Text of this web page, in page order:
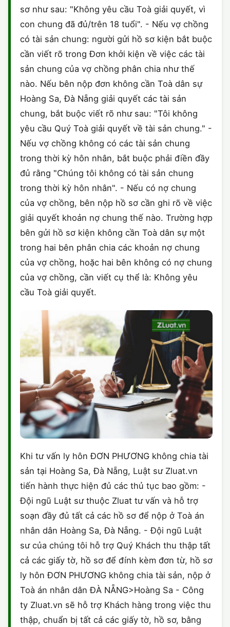
CHỨNG NHẬN HACCP
sơ như sau: "Không yêu cầu Toà giải quyết, vì
con chung đã đủ/trên 18 tuổi". - Nếu vợ chồng
có tài sản chung: người gửi hồ sơ kiện bắt buộc
cần viết rõ trong Đơn khởi kiện về việc các tài
sản chung của vợ chồng phân chia như thế
nào. Nếu bên nộp đơn không cần Toà dân sự
Hoàng Sa, Đà Nẵng giải quyết các tài sản
chung, bắt buộc viết rõ như sau: "Tôi không
yêu cầu Quý Toà giải quyết về tài sản chung." -
Nếu vợ chồng không có các tài sản chung
trong thời kỳ hôn nhân, bắt buộc phải điền đầy
đủ rằng "Chúng tôi không có tài sản chung
trong thời kỳ hôn nhân". - Nếu có nợ chung
của vợ chồng, bên nộp hồ sơ cần ghi rõ về việc
giải quyết khoản nợ chung thế nào. Trường hợp
bên gửi hồ sơ kiện không cần Toà dân sự một
trong hai bên phân chia các khoản nợ chung
của vợ chồng, hoặc hai bên không có nợ chung
của vợ chồng, cần viết cụ thể là: Không yêu
cầu Toà giải quyết.
Khi tư vấn ly hôn ĐƠN PHƯƠNG không chia tài
sản tại Hoàng Sa, Đà Nẵng, Luật sư Zluat.vn
tiến hành thực hiện đủ các thủ tục bao gồm: -
Đội ngũ Luật sư thuộc Zluat tư vấn và hỗ trợ
soạn đầy đủ tất cả các hồ sơ để nộp ở Toà án
nhân dân Hoàng Sa, Đà Nẵng. - Đội ngũ Luật
sư của chúng tôi hỗ trợ Quý Khách thu thập tất
cả các giấy tờ, hồ sơ để đính kèm đơn từ, hồ sơ
ly hôn ĐƠN PHƯƠNG không chia tài sản, nộp ở
Toà án nhân dân ĐÀ NẴNG>Hoàng Sa - Công
ty Zluat.vn sẽ hỗ trợ Khách hàng trong việc thu
thập, chuẩn bị tất cả các giấy tờ, hồ sơ, bằng